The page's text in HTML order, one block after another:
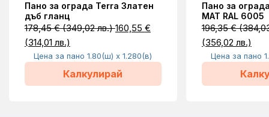
Пано за ограда Terra Златен
дъб гланц
178,45€(349,02 лв.)160,55 €
(314,01 лв.)
Цена за пано 1.80(ш) x 1.280(в)
Калкулирай
Пано за
MAT RAL 6005
196,35€
(356,02 лв.)
Цена за пано